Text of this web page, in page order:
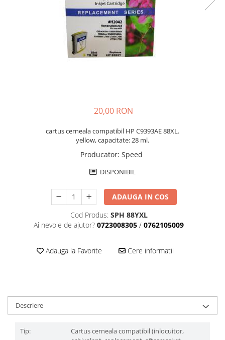
20,00 RON
cartus cerneala compatibil HP C9393AE 88XL.
yellow, capacitate: 28 ml.
Producator: Speed
DISPONIBIL
ADAUGA IN COS
Cod Produs: SPH 88YXL
Ai nevoie de ajutor? 0723008305 / 0762105009
Adauga la Favorite Cere informatii
Descriere
Tip:
Cartus cerneala compatibil (inlocuitor,